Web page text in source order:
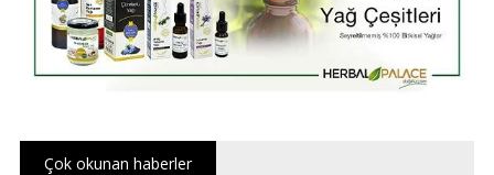
Çok okunan haberler